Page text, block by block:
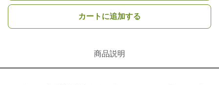
カートに追加する
商品説明